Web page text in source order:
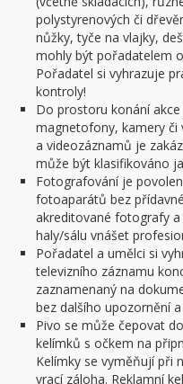
polystyrenových či
nůžky, tyče na vlajky,
mohly být pořadatelem
Pořadatel si vyhrazuje
kontroly!
Do prostoru konání
magnetofony, kamery či
a videozáznamů je
může být klasifikováno
Fotografování je
fotoaparátů bez
akreditované fotografy
haly/sálu vnášet
Pořadatel a umělci si
televizního záznamu
zaznamenaný na
bez dalšího upozornění
Pivo se může čepovat
kelímků s očkem na
Kelímky se vyměňují při
vrací záloha. Reklamní